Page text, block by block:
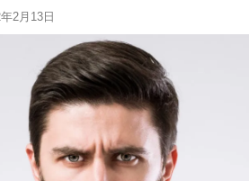
2月13日